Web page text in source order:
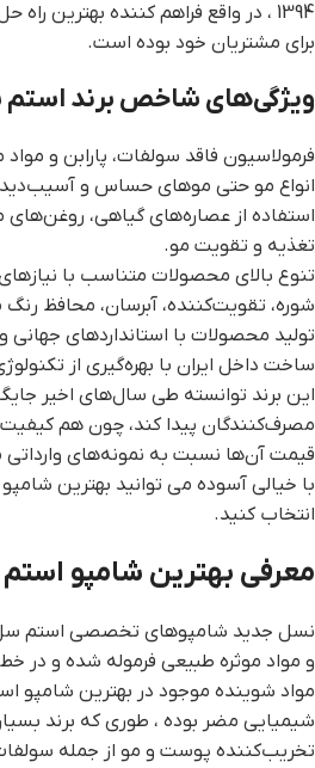
1394 ، در واقع فراهم کننده بهترین
برای مشتریان خود بوده است.
ویژگی‌های شاخص برند
فرمولاسیون فاقد سولفات، پارابن و
انواع مو حتی موهای حساس و
استفاده از عصاره‌های گیاهی، روغن‌های
تغذیه و تقویت مو.
تنوع بالای محصولات متناسب با
شوره، تقویت‌کننده، آبرسان، محافظ
تولید محصولات با استانداردهای
ساخت داخل ایران با بهره‌گیری از
این برند توانسته طی سال‌های اخیر
مصرف‌کنندگان پیدا کند، چون هم
قیمت آن‌ها نسبت به نمونه‌های
با خیالی آسوده می توانید بهترین
انتخاب کنید.
معرفی بهترین شامپو
نسل جدید شامپوهای تخصصی استم سل
و مواد موثره طبیعی فرموله شده و در خط
مواد شوینده موجود در بهترین شامپو
تخریب‌کننده پوست و مو از جمله